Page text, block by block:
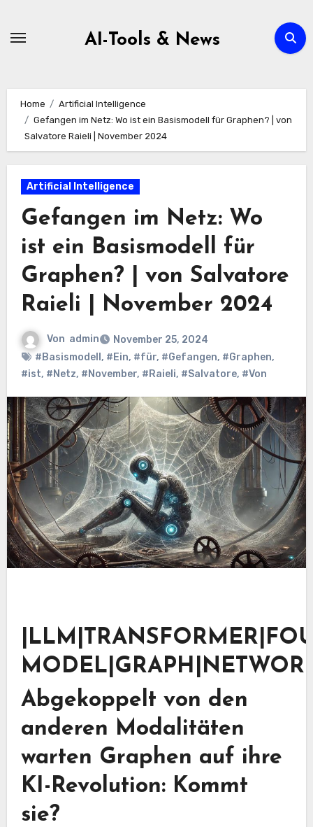
AI-Tools & News
Home
Artificial Intelligence
Gefangen im Netz: Wo ist ein Basismodell für Graphen? | von
Salvatore Raieli | November 2024
Artificial Intelligence
Gefangen im Netz: Wo
ist ein Basismodell für
Graphen? | von Salvatore
Raieli | November 2024
Von admin
November 25, 2024
#Basismodell , #Ein, #für, #Gefangen, #Graphen,
#ist, #Netz, #November, #Raieli, #Salvatore, #Von
Abgekoppelt von den
anderen Modalitäten
warten Graphen auf ihre
KI-Revolution: Kommt
sie?